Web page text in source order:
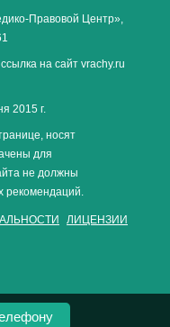
Правовой Центр»,
на сайт vrachy.ru
2015 г.
носят
для
не должны
рекомендаций.
ЛИЦЕНЗИИ